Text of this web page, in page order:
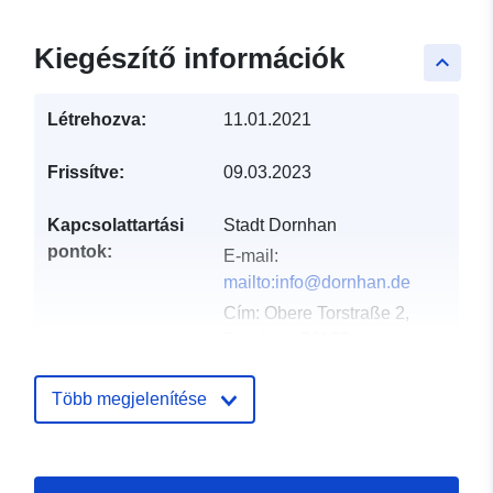
keyboard_arrow_up
Kiegészítő információk
Létrehozva: 11.01.2021
Frissítve: 09.03.2023
Kapcsolattartási
pontok:
Stadt Dornhan
E-mail:
mailto:info@dornhan.de
Cím: Obere Torstraße 2,
URL:
nyilvántartás:
21 February 2026
Több megjelenítése